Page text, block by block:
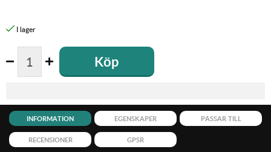
Köp
INFORMATION EGENSKAPER PASSAR TILL
RECENSIONER GPSR